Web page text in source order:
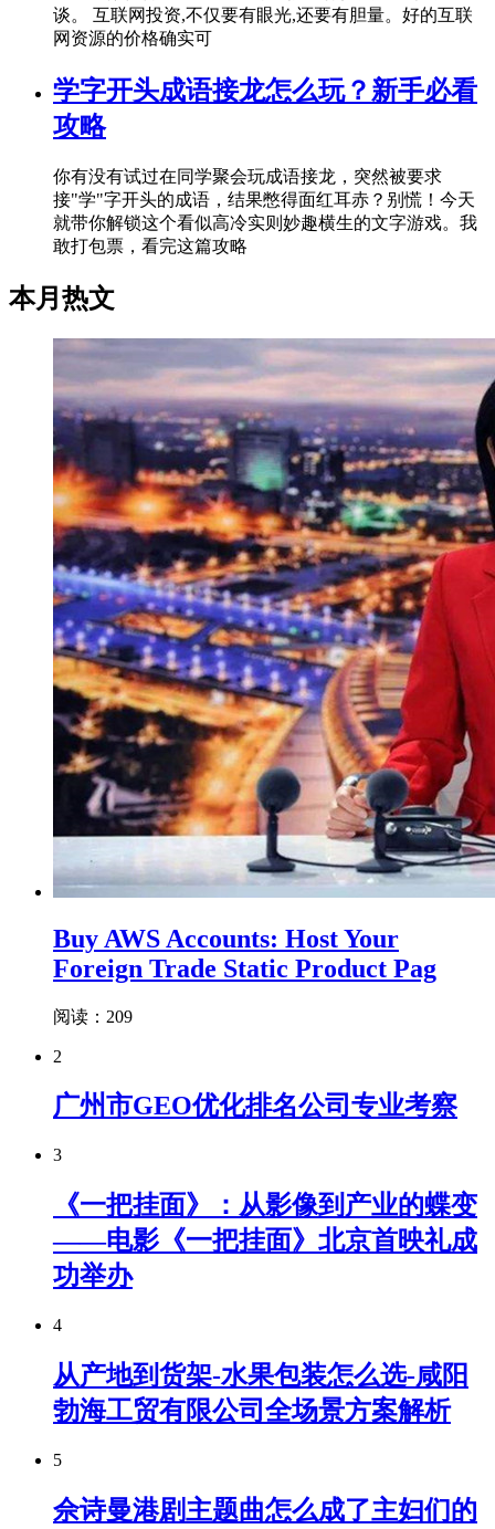
谈。 互联网投资,不仅要有眼光,还要有胆量。好的互联
网资源的价格确实可
学字开头成语接龙怎么玩？新手必看
攻略
你有没有试过在同学聚会玩成语接龙，突然被要求
接"学"字开头的成语，结果憋得面红耳赤？别慌！今天
就带你解锁这个看似高冷实则妙趣横生的文字游戏。我
敢打包票，看完这篇攻略
本月热文
Buy AWS Accounts: Host Your
Foreign Trade Static Product Pag
阅读：209
2
广州市GEO优化排名公司专业考察
3
《一把挂面》：从影像到产业的蝶变
——电影《一把挂面》北京首映礼成
功举办
4
从产地到货架-水果包装怎么选-咸阳
勃海工贸有限公司全场景方案解析
5
佘诗曼港剧主题曲怎么成了主妇们的